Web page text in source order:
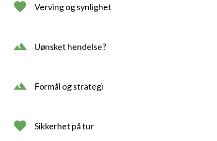
Verving og synlighet
Uønsket hendelse?
Formål og strategi
Sikkerhet på tur